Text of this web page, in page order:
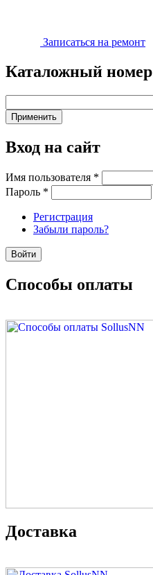
Записаться на ремонт
Каталожный номер
Вход на сайт
Имя пользователя *
Пароль *
Регистрация
Забыли пароль?
Способы оплаты
Доставка